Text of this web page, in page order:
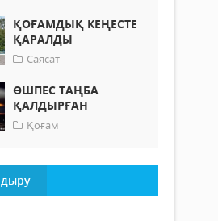
ҚОҒАМДЫҚ КЕҢЕСТЕ
ҚАРАЛДЫ
Саясат
ӨШПЕС ТАҢБА
ҚАЛДЫРҒАН
Қоғам